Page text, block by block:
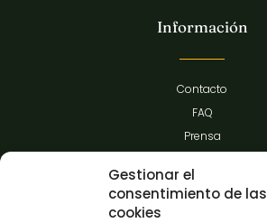
Gestionar el
consentimiento de las
cookies
Información
Contacto
FAQ
Prensa
Transparencia